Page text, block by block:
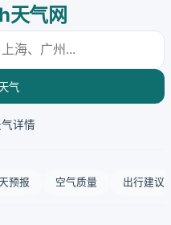
气网
气
详情
预报 空气质量 出行建议